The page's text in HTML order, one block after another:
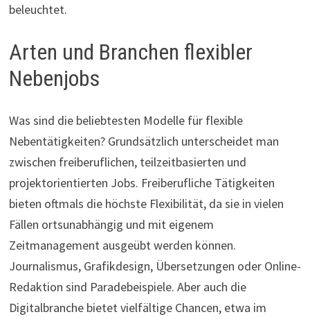
beleuchtet.
Arten und Branchen flexibler
Nebenjobs
Was sind die beliebtesten Modelle für flexible
Nebentätigkeiten? Grundsätzlich unterscheidet man
zwischen freiberuflichen, teilzeitbasierten und
projektorientierten Jobs. Freiberufliche Tätigkeiten
bieten oftmals die höchste Flexibilität, da sie in vielen
Fällen ortsunabhängig und mit eigenem
Zeitmanagement ausgeübt werden können.
Journalismus, Grafikdesign, Übersetzungen oder Online-
Redaktion sind Paradebeispiele. Aber auch die
Digitalbranche bietet vielfältige Chancen, etwa im